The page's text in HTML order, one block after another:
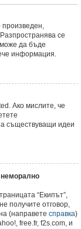
се
да бъде
информация.
Ако мислите, че
съществуващи идеи
“Екипът”,
получите отговор,
(направете справка)
free.fr, f2s.com, и